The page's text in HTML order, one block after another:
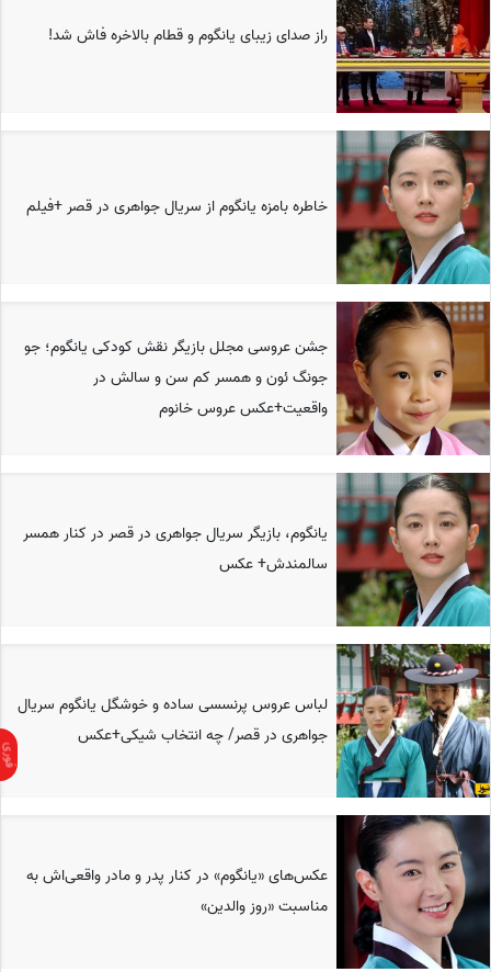
راز صدای زیبای یانگوم و قطام بالاخره فاش شد!
خاطره بامزه یانگوم از سریال جواهری در قصر +فیلم
جشن عروسی مجلل بازیگر نقش کودکی یانگوم؛ جو
جونگ ئون و همسر کم سن و سالش در
واقعیت+عکس عروس خانوم
یانگوم، بازیگر سریال جواهری در قصر در کنار همسر
سالمندش+ عکس
لباس عروس پرنسسی ساده و خوشگل یانگوم سریال
جواهری در قصر/ چه انتخاب شیکی+عکس
عکس‌های «یانگوم» در کنار پدر و مادر واقعی‌اش به
مناسبت «روز والدین»